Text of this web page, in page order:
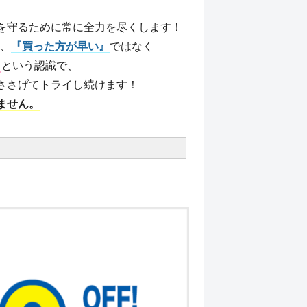
るために常に全力を尽くします！
『買った方が早い』 ではなく
という認識で、
さげてトライし続けます！
ん。